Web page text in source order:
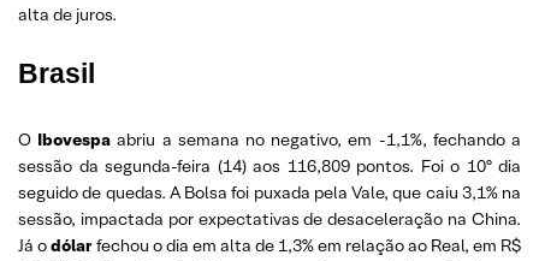
alta de juros.
Brasil
O Ibovespa abriu a semana no negativo, em -1,1%, fechando a
sessão da segunda-feira (14) aos 116,809 pontos. Foi o 10º dia
seguido de quedas. A Bolsa foi puxada pela Vale, que caiu 3,1% na
sessão, impactada por expectativas de desaceleração na China.
Já odólarfechou o dia em alta de 1,3% em relação ao Real, em R$